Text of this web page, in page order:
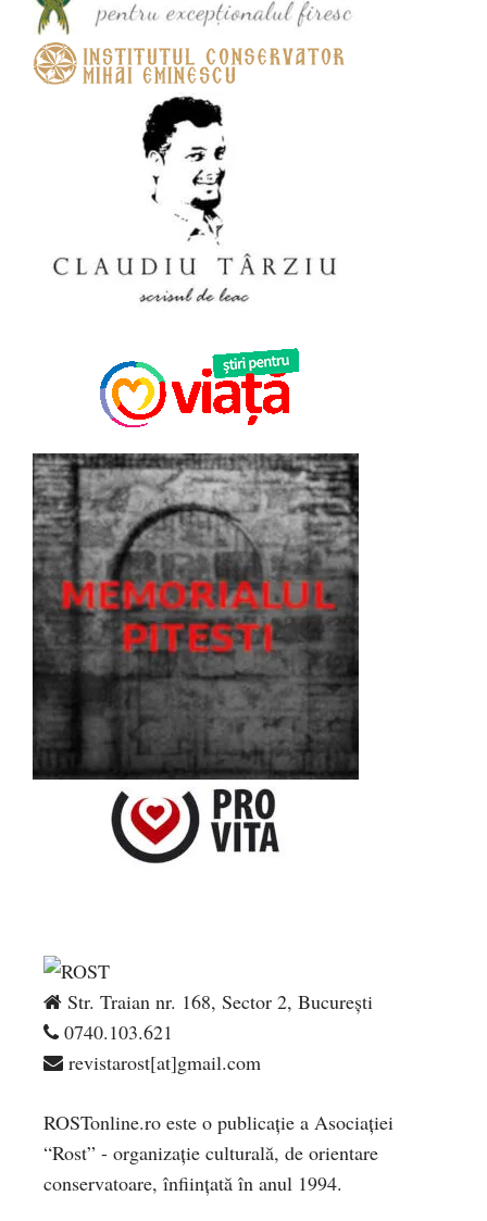
Str. Traian nr. 168, Sector 2, București
0740.103.621
revistarost[at]gmail.com
ROSTonline.ro este o publicaţie a Asociaţiei
“Rost” - organizaţie culturală, de orientare
conservatoare, înfiinţată în anul 1994.